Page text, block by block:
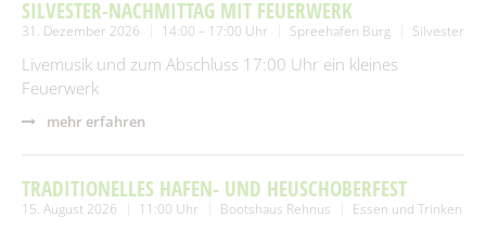
SILVESTER-NACHMITTAG MIT FEUERWERK
31. Dezember 2026 14:00 – 17:00 Uhr Spreehafen Burg Silvester
Livemusik und zum Abschluss 17:00 Uhr ein kleines
Feuerwerk
mehr erfahren
TRADITIONELLES HAFEN- UND HEUSCHOBERFEST
15. August 2026 11:00 Uhr Bootshaus Rehnus Essen und Trinken